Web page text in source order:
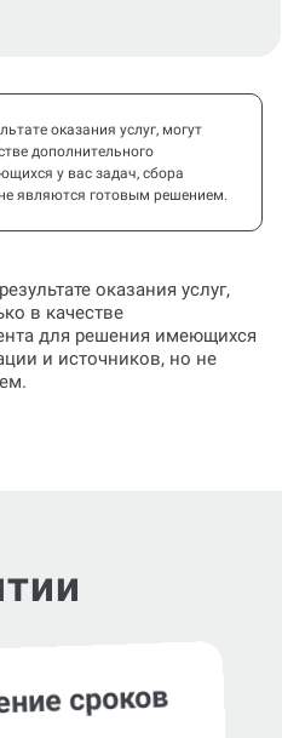
оказания услуг, могут
дополнительного
у вас задач, сбора
являются готовым решением.
оказания услуг,
в качестве
для решения имеющихся
и источников, но не
сроков